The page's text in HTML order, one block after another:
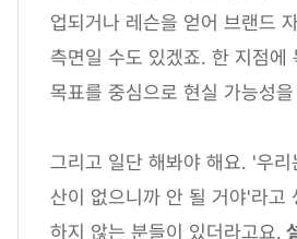
업되거나 레슨을 얻어 브랜드
측면일 수도 있겠죠. 한 지점에
목표를 중심으로 현실 가능성
그리고 일단 해봐야 해요. '우리
산이 없으니까 안 될 거야'라고
하지 않는 분들이 있더라고요.